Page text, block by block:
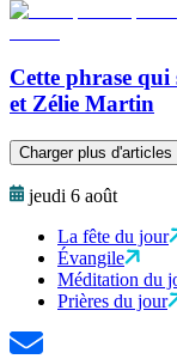
Cette phrase
et Zélie Martin
Charger plus d'articles
jeudi 6 août
La fête du jour
Évangile
Méditation du
Prières du jour